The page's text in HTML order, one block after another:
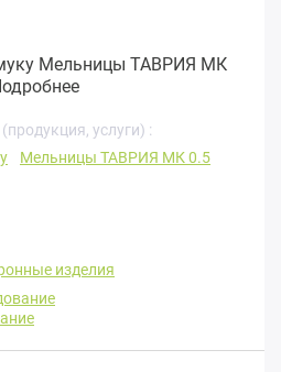
Мельницы ТАВРИЯ МК
услуги) :
Мельницы ТАВРИЯ МК 0.5
изделия